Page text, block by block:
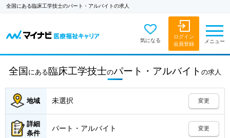
全国にある臨床工学技士のパート・アルバイトの求人
気になる
ログイン
会員登録
メニュー
全国 にある臨床工学技士のパート・アルバイト の求人
地域 未選択 変更
詳細
条件
パート・アルバイト 変更